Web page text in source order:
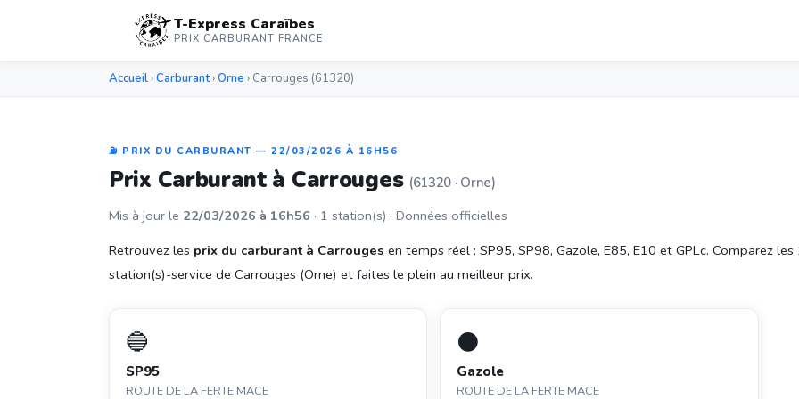
T-Express Caraïbes
PRIX CARBURANT FRANCE
Accueil ›Carburant›Orne › Carrouges (61320)
⛽ PRIX DU CARBURANT — 22/03/2026 À 16H56
Prix Carburant à Carrouges (61320 · Orne)
Mis à jour le 22/03/2026 à 16h56 · 1 station(s) · Données officielles
Retrouvez les prix du carburant à Carrouges en temps réel : SP95, SP98, Gazole, E85, E10 et GPLc. Comparez les
station(s)-service de Carrouges (Orne) et faites le plein au meilleur prix.
🔵
SP95
ROUTE DE LA FERTE MACE
⚫
Gazole
ROUTE DE LA FERTE MACE